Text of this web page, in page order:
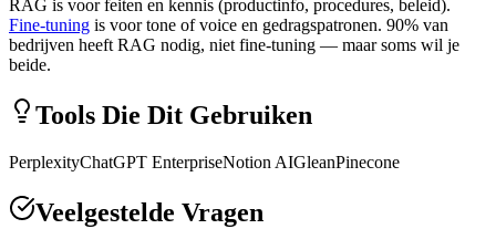
RAG is voor feiten en kennis (productinfo, procedures, beleid).
Fine-tuning is voor tone of voice en gedragspatronen. 90% van
bedrijven heeft RAG nodig, niet fine-tuning — maar soms wil je
beide.
Tools Die Dit Gebruiken
PerplexityChatGPT EnterpriseNotion AIGleanPinecone
Veelgestelde Vragen